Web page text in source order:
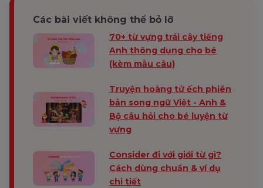
Các bài viết không thể bỏ lỡ
70+ từ vựng trái cây tiếng
Anh thông dụng cho bé
(kèm mẫu câu)
Truyện hoàng tử ếch phiên
bản song ngữ Việt - Anh &
Bộ câu hỏi cho bé luyện từ
vựng
Consider đi với giới từ gì?
Cách dùng chuẩn & ví dụ
chi tiết